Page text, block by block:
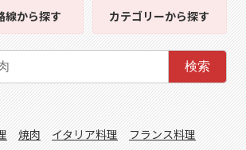
線から探す カテゴリーから探す
検索
焼肉 イタリア料理
フランス料理